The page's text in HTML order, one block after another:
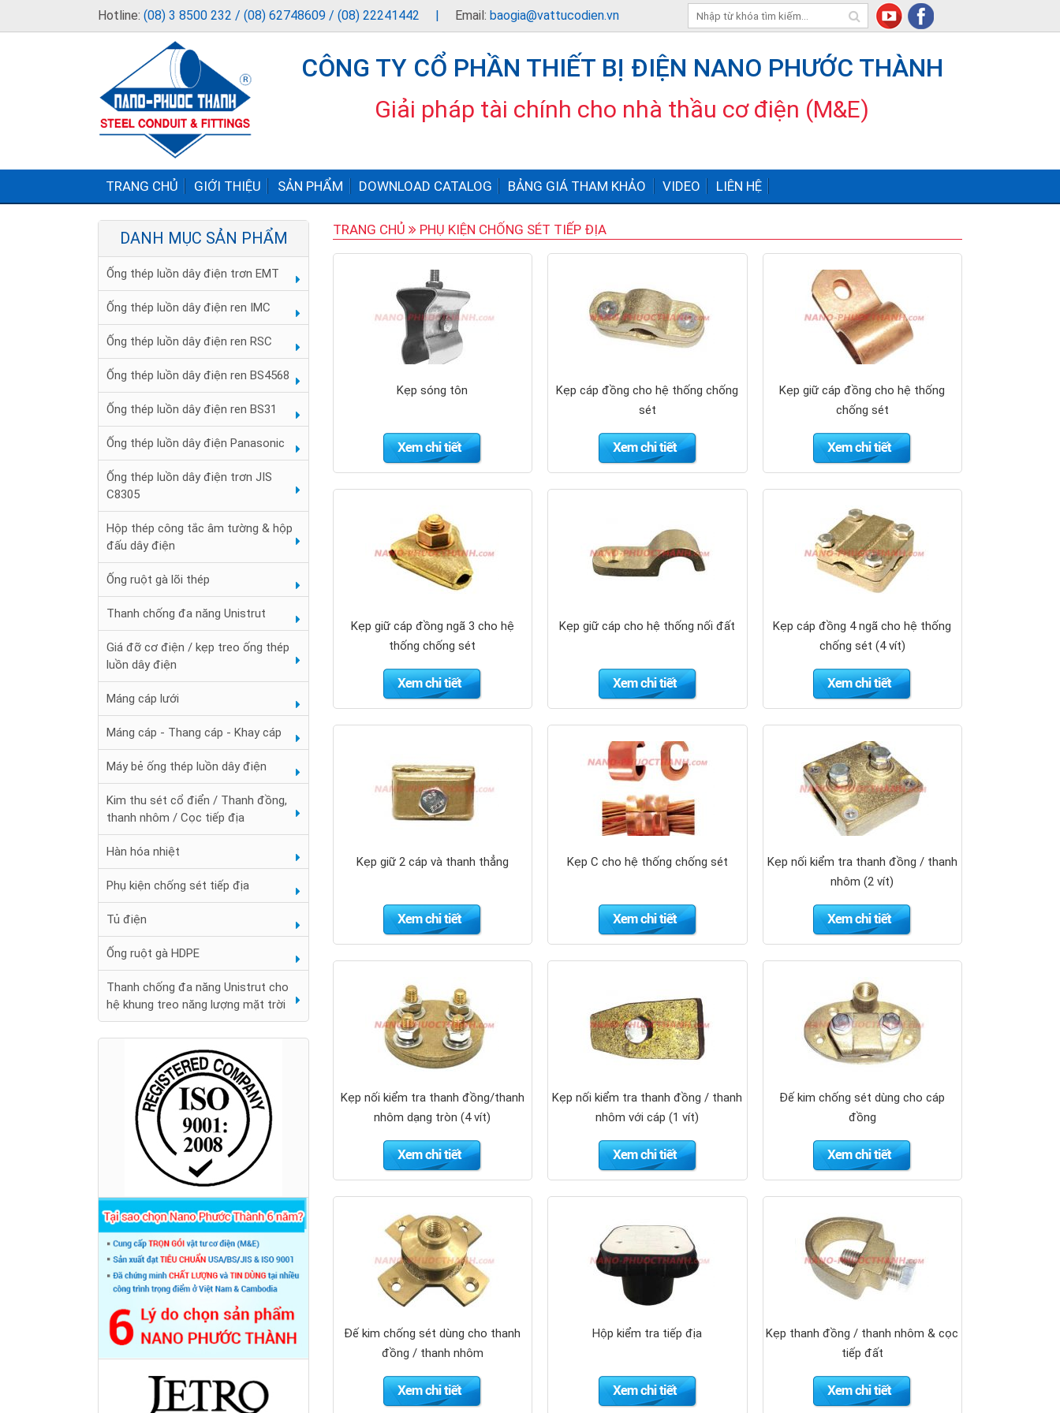
Hotline: (08) 3 8500 232 / (08) 62748609 / (08) 22241442 | Email: baogia@vattucodien.vn
CÔNG TY CỔ PHẦN THIẾT BỊ ĐIỆN NANO PHƯỚC THÀNH
Giải pháp tài chính cho nhà thầu cơ điện (M&E)
TRANG CHỦ GIỚI THIỆU SẢN PHẨM DOWNLOAD CATALOG BẢNG GIÁ THAM KHẢO VIDEO LIÊN HỆ
TRANG CHỦ PHỤ KIỆN CHỐNG SÉT TIẾP ĐỊA
Kẹp sóng tôn
Kẹp cáp đồng cho hệ thống chống
sét
Kẹp giữ cáp đồng cho hệ thống
chống sét
Kẹp giữ cáp đồng ngã 3 cho hệ
thống chống sét
Kẹp giữ cáp cho hệ thống nối đất
Kẹp cáp đồng 4 ngã cho hệ thống
chống sét (4 vít)
Kẹp giữ 2 cáp và thanh thẳng Kẹp C cho hệ thống chống sét
Kẹp nối kiểm tra thanh đồng / thanh
nhôm (2 vít)
Kẹp nối kiểm tra thanh đồng/thanh
nhôm dạng tròn (4 vít)
Kẹp nối kiểm tra thanh đồng / thanh
nhôm với cáp (1 vít)
Đế kim chống sét dùng cho cáp
đồng
Đế kim chống sét dùng cho thanh
đồng / thanh nhôm
Hộp kiểm tra tiếp địa
Kẹp thanh đồng / thanh nhôm & cọc
tiếp đất
DANH MỤC SẢN PHẨM
Ống thép luồn dây điện trơn EMT
Ống thép luồn dây điện ren IMC
Ống thép luồn dây điện ren RSC
Ống thép luồn dây điện ren BS4568
Ống thép luồn dây điện ren BS31
Ống thép luồn dây điện Panasonic
Ống thép luồn dây điện trơn JIS
C8305
Hộp thép công tắc âm tường & hộp
đấu dây điện
Ống ruột gà lõi thép
Thanh chống đa năng Unistrut
Giá đỡ cơ điện / kẹp treo ống thép
luồn dây điện
Máng cáp lưới
Máng cáp - Thang cáp - Khay cáp
Máy bẻ ống thép luồn dây điện
Kim thu sét cổ điển / Thanh đồng,
thanh nhôm / Cọc tiếp địa
Hàn hóa nhiệt
Phụ kiện chống sét tiếp địa
Tủ điện
Ống ruột gà HDPE
Thanh chống đa năng Unistrut cho
hệ khung treo năng lượng mặt trời
Đai chặn sắt
Hộp nối ống ren RSC 3 ngã